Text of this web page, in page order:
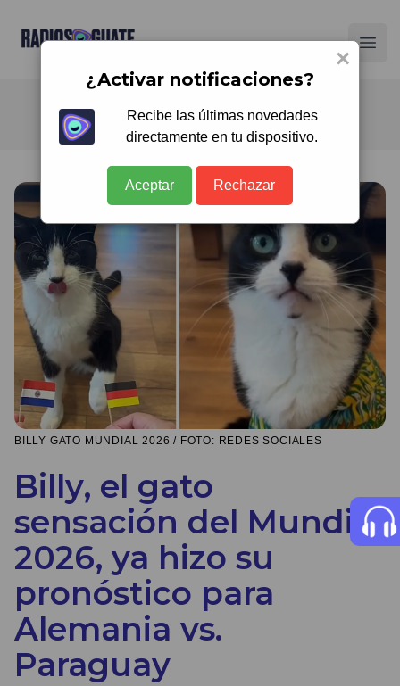
Radios Guate
BILLY GATO MUNDIAL 2026 / FOTO: REDES SOCIALES
Billy, el gato
sensación del Mundial
2026, ya hizo su
pronóstico para
Alemania vs.
Paraguay
×
¿Activar notificaciones?
Recibe las últimas novedades
directamente en tu dispositivo.
Aceptar Rechazar